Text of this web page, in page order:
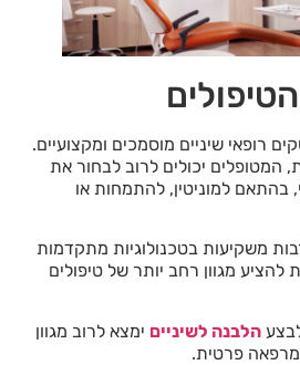
רופאי שיניים מוסמכים ומקצועיים.
המטופלים יכולים לרוב לבחור את
בהתאם למוניטין, להתמחות או
משקיעות בטכנולוגיות מתקדמות
להציע מגוון רחב יותר של טיפולים
הלבנה לשיניים ימצא לרוב מגוון
פרטית.